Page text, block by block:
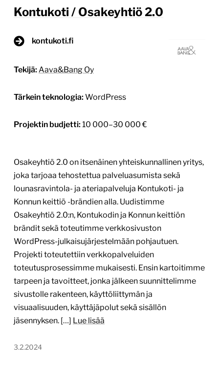
Kontukoti / Osakeyhtiö 2.0
kontukoti.fi
Tekijä: Aava&Bang Oy
Tärkein teknologia: WordPress
Projektin budjetti: 10 000–30 000 €
Osakeyhtiö 2.0 on itsenäinen yhteiskunnallinen yritys,
joka tarjoaa tehostettua palveluasumista sekä
lounasravintola- ja ateriapalveluja Kontukoti- ja
Konnun keittiö -brändien alla. Uudistimme
Osakeyhtiö 2.0:n, Kontukodin ja Konnun keittiön
brändit sekä toteutimme verkkosivuston
WordPress-julkaisujärjestelmään pohjautuen.
Projekti toteutettiin verkkopalveluiden
toteutusprosessimme mukaisesti. Ensin kartoitimme
tarpeen ja tavoitteet, jonka jälkeen suunnittelimme
sivustolle rakenteen, käyttöliittymän ja
visuaalisuuden, käyttäjäpolut sekä sisällön
jäsennyksen. […] Lue lisää
3.2.2024